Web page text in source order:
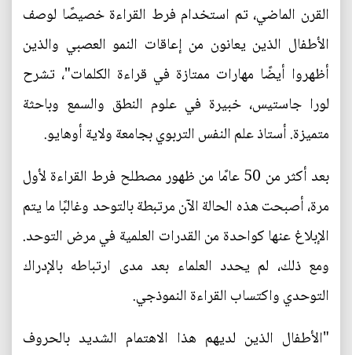
القرن الماضي، تم استخدام فرط القراءة خصيصًا لوصف
الأطفال الذين يعانون من إعاقات النمو العصبي والذين
أظهروا أيضًا مهارات ممتازة في قراءة الكلمات"، تشرح
لورا جاستيس، خبيرة في علوم النطق والسمع وباحثة
متميزة. أستاذ علم النفس التربوي بجامعة ولاية أوهايو.
بعد أكثر من 50 عامًا من ظهور مصطلح فرط القراءة لأول
مرة، أصبحت هذه الحالة الآن مرتبطة بالتوحد وغالبًا ما يتم
الإبلاغ عنها كواحدة من القدرات العلمية في مرض التوحد.
ومع ذلك، لم يحدد العلماء بعد مدى ارتباطه بالإدراك
التوحدي واكتساب القراءة النموذجي.
"الأطفال الذين لديهم هذا الاهتمام الشديد بالحروف